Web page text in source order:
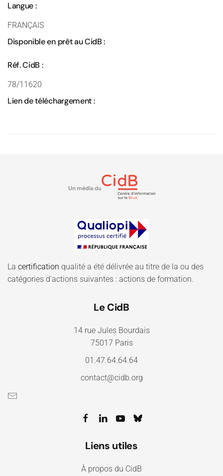
Langue :
FRANÇAIS
Disponible en prêt au CidB :
Réf. CidB :
78/11620
Lien de téléchargement :
La certification qualité a été délivrée au titre de la ou des
catégories d'actions suivantes : actions de formation.
Le CidB
14 rue Jules Bourdais
75017 Paris
01.47.64.64.64
contact@cidb.org
Liens utiles
À propos du CidB